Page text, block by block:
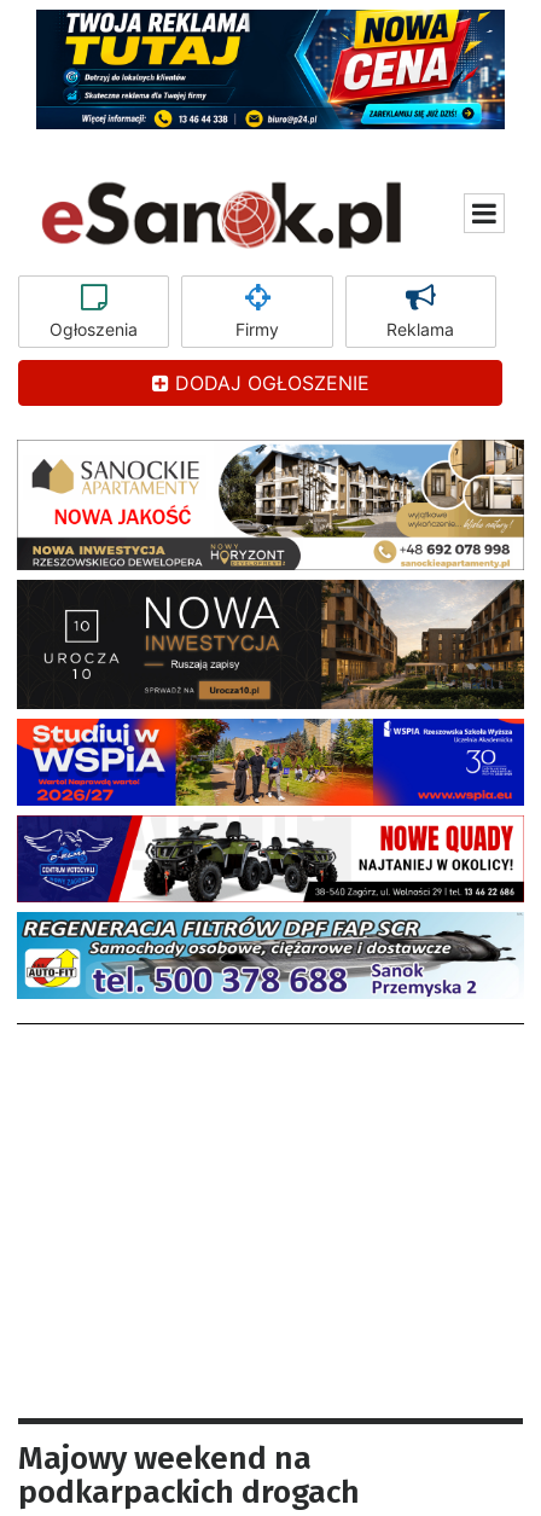
Ogłoszenia Firmy Reklama
DODAJ OGŁOSZENIE
Majowy weekend na
podkarpackich drogach